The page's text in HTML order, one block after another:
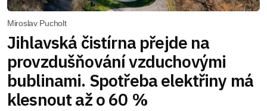
Miroslav Pucholt
Jihlavská čistírna přejde na
provzdušňování vzduchovými
bublinami. Spotřeba elektřiny má
klesnout až o 60 %